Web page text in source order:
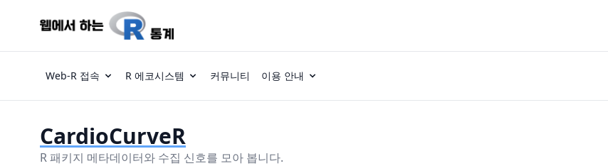
Web-R 접속 R 에코시스템 커뮤니티 이용 안내
CardioCurveR
R 패키지 메타데이터와 수집 신호를 모아 봅니다.